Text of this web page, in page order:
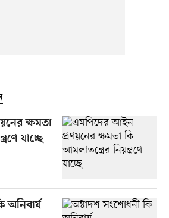
ক্ষমতা
যাচ্ছে
অনিবার্য